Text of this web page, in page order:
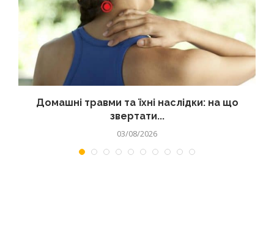
Домашні травми та їхні наслідки: на що
звертати...
03/08/2026